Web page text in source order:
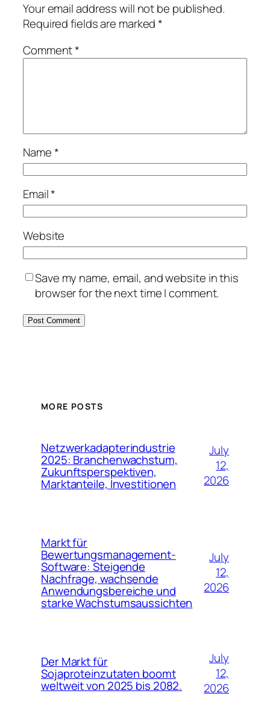
Your email address will not be published.
Required fields are marked*
Comment*
Name*
Email*
Website
Save my name, email, and website in this
browser for the next time I comment.
MORE POSTS
Netzwerkadapterindustrie
2025: Branchenwachstum,
Zukunftsperspektiven,
Marktanteile, Investitionen
July
12,
2026
Markt für
Bewertungsmanagement-
Software: Steigende
Nachfrage, wachsende
Anwendungsbereiche und
starke Wachstumsaussichten
July
12,
2026
Der Markt für
Sojaproteinzutaten boomt
weltweit von 2025 bis 2082.
July
12,
2026